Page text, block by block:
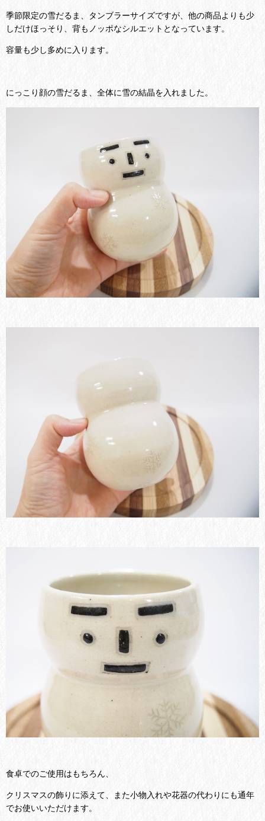
季節限定の雪だるま、タンブラーサイズですが、他の商品よりも少
しだけほっそり、背もノッポなシルエットとなっています。
容量も少し多めに入ります。
にっこり顔の雪だるま、全体に雪の結晶を入れました。
食卓でのご使用はもちろん、
クリスマスの飾りに添えて、また小物入れや花器の代わりにも通年
でお使いいただけます。